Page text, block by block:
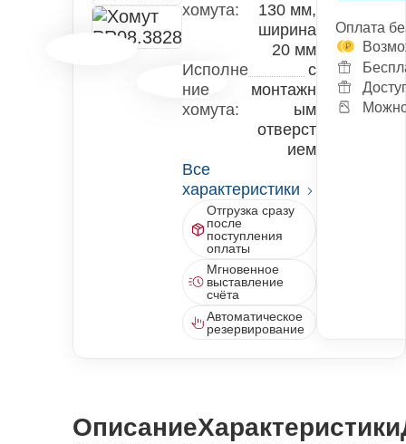
хомута:
130 мм,
ширина
20 мм
Исполне
ние
хомута:
с
монтажн
ым
отверст
ием
Все
характеристики
Отгрузка сразу
после
поступления
оплаты
Мгновенное
выставление
счёта
Автоматическое
резервирование
Оплата
Можно
ОписаниеХарактеристики